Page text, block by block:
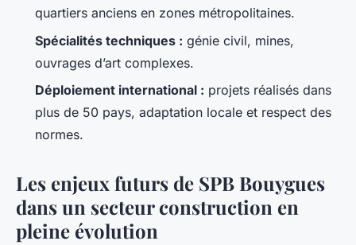
quartiers anciens en zones métropolitaines.
Spécialités techniques : génie civil, mines,
ouvrages d’art complexes.
Déploiement international : projets réalisés dans
plus de 50 pays, adaptation locale et respect des
normes.
Les enjeux futurs de SPB Bouygues
dans un secteur construction en
pleine évolution